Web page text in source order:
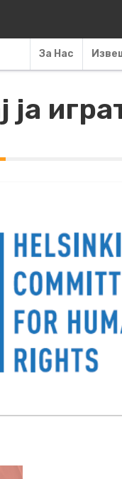
За Нас
ја